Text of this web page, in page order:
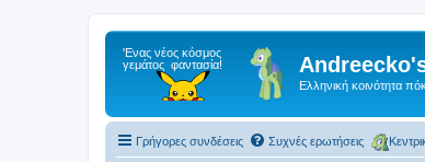
Ελληνική κοινότητα
Γρήγορες συνδέσεις Συχνές ερωτήσεις